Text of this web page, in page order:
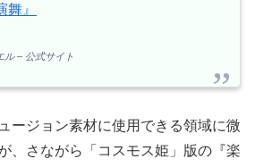
』
ル – 公式サイト
ージョン素材に使用できる領域に微
、さながら「コスモス姫」版の『楽